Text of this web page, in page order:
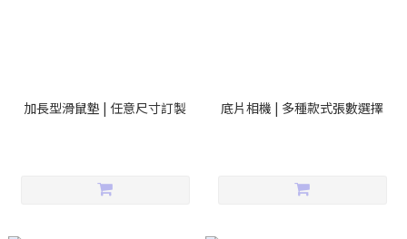
加長型滑鼠墊 | 任意尺寸訂製 底片相機 | 多種款式張數選擇